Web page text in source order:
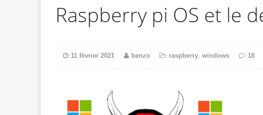
Raspberry pi OS et le
11 février 2021 benzo raspberry windows 18